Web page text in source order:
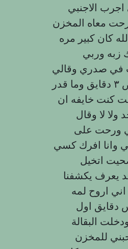
الاجنبي
رحت معاه المخزن
كان كبير مره
وربي
في صدري وقالي
مص زب مال انا نزلت على ركبتي ومصيت زبه وانا امص وهو يتأوه وانا امص ٣ دقايق وما قدر
كنت خايفه ان
ولا لا وقال
ورحت على
وانا افرك كسي
اتخيل
يعرف يكشفنا
اروح لمه
دقايق اول
البقالة
للمخزن